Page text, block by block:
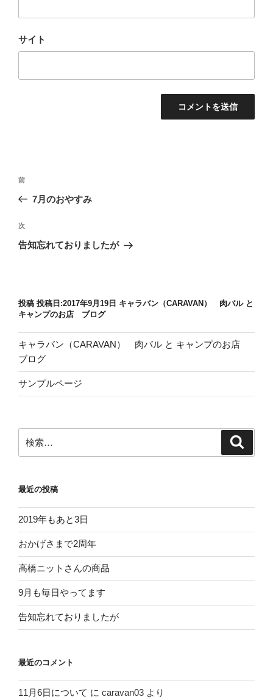
サイト
投
ナ
ビ
ゲ
ン
前
の
稿
前
7月のおやすみ
次
の
次
告知忘れておりましたが
投稿 投稿日:2017年9月19日 キャラバン（CARAVAN） 肉バル と
キャンプのお店 ブログ
キャラバン（CARAVAN） 肉バル と キャンプのお店
ブログ
サンプルページ
索:
最近の投稿
2019年もあと3日
おかげさまで2周年
高橋ニットさんの商品
9月も毎日やってます
告知忘れておりましたが
最近のコメント
11月6日について に caravan03 より